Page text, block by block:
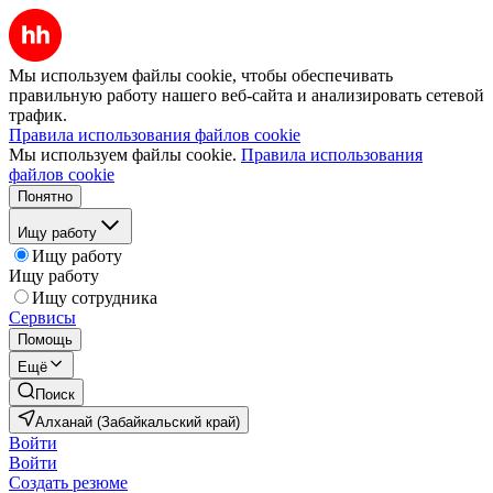
Мы используем файлы cookie, чтобы обеспечивать
правильную работу нашего веб-сайта и анализировать сетевой
трафик.
Правила использования файлов cookie
Мы используем файлы cookie. Правила использования
файлов cookie
Понятно
Ищу работу
Ищу работу
Ищу работу
Ищу сотрудника
Сервисы
Помощь
Ещё
Поиск
Алханай (Забайкальский край)
Войти
Войти
Создать резюме